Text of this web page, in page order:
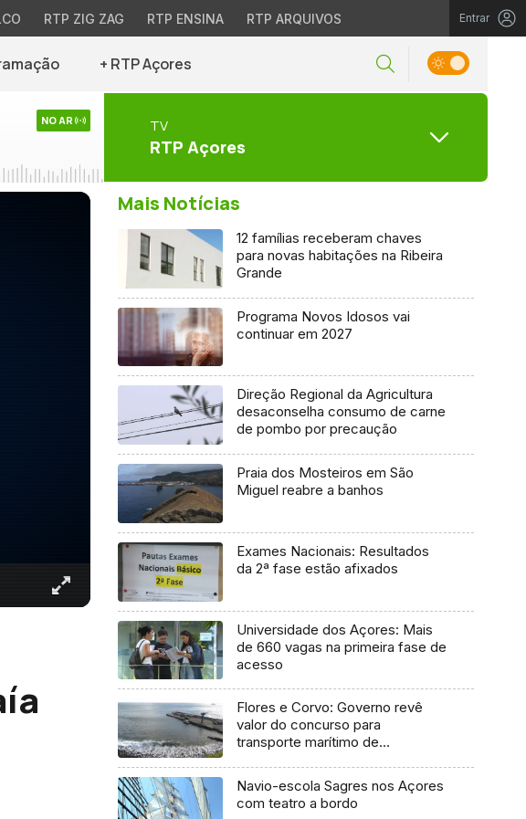
RTP ZIG ZAG RTP ENSINA RTP ARQUIVOS Entrar
+ RTP Açores
NO AR TV
RTP Açores
Mais Notícias
12 famílias receberam chaves
para novas habitações na Ribeira
Grande
Programa Novos Idosos vai
continuar em 2027
Direção Regional da Agricultura
desaconselha consumo de carne
de pombo por precaução
Praia dos Mosteiros em São
Miguel reabre a banhos
Exames Nacionais: Resultados
da 2ª fase estão afixados
Universidade dos Açores: Mais
de 660 vagas na primeira fase de
acesso
Flores e Corvo: Governo revê
valor do concurso para
transporte marítimo de
Navio-escola Sagres nos Açores
com teatro a bordo